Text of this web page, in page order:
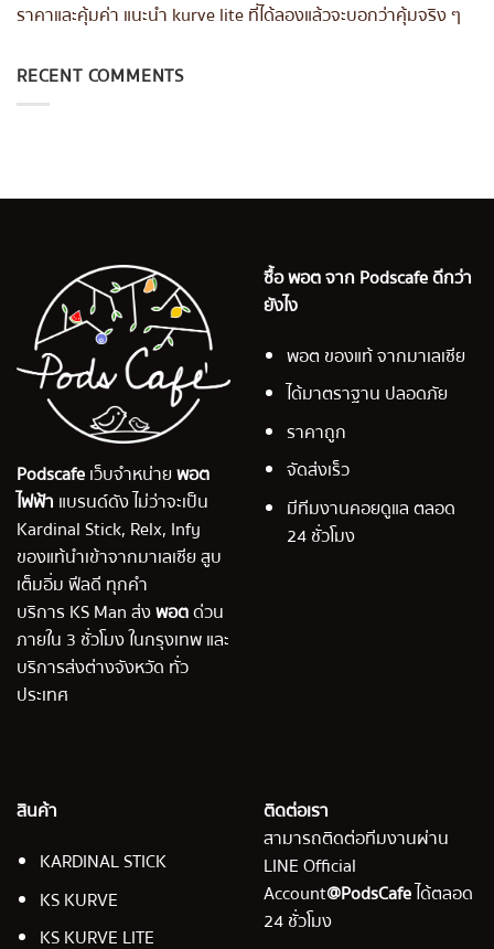
ราคาและคุ้มค่า แนะนำ kurve lite ที่ได้ลองแล้วจะบอกว่าคุ้มจริง ๆ
RECENT COMMENTS
Podscafeเว็บจำหน่ายพอต
ไฟฟ้า แบรนด์ดัง ไม่ว่าจะเป็น
Kardinal Stick, Relx, Infy
ของแท้นำเข้าจากมาเลเซีย สูบ
เต็มอิ่ม ฟีลดี ทุกคำ
บริการ KS Man ส่งพอตด่วน
ภายใน 3 ชั่วโมง ในกรุงเทพ และ
บริการส่งต่างจังหวัด ทั่ว
ประเทศ
ซื้อ พอต จาก Podscafe ดีกว่า
ยังไง
พอต ของแท้ จากมาเลเซีย
ได้มาตราฐาน ปลอดภัย
ราคาถูก
จัดส่งเร็ว
มีทีมงานคอยดูแล ตลอด
24 ชั่วโมง
สินค้า
KARDINAL STICK
KS KURVE
KS KURVE LITE
ติดต่อเรา
สามารถติดต่อทีมงานผ่าน
LINE Official
Account@PodsCafeได้ตลอด
24 ชั่วโมง